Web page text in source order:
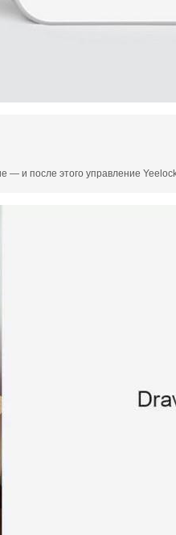
— и после этого управление